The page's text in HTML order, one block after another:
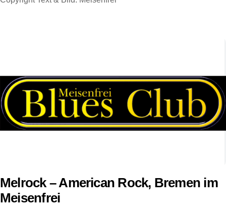
Melrock – American Rock, Bremen im
Meisenfrei